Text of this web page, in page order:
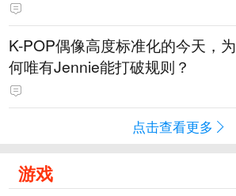
K-POP偶像高度标准化的今天，为
何唯有Jennie能打破规则？
点击查看更多
游戏